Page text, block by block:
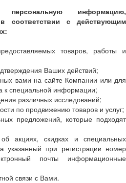
персональную информацию,
соответствии с действующим
товаров, работы и
Ваших действий;
вами на сайте Компании или для
к специальной информации;
различных исследований;
по продвижению товаров и услуг;
предложений, которые подходят
акциях, скидках и специальных
указанный при регистрации номер
почты информационные
связи с Вами.